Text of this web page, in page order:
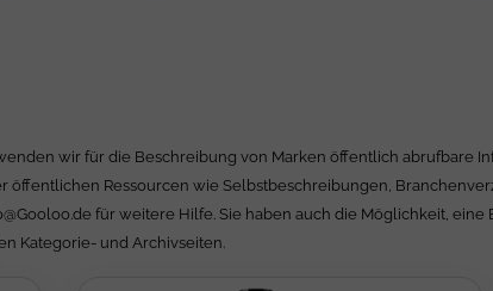
wir für die Beschreibung von Marken öffentlich abrufbare
Ressourcen wie Selbstbeschreibungen,
für weitere Hilfe. Sie haben auch die Möglichkeit,
Kategorie- und Archivseiten.